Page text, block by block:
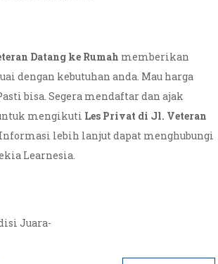
Datang ke Rumah memberikan
dengan kebutuhan anda. Mau harga
bisa. Segera mendaftar dan ajak
mengikuti Les Privat di Jl. Veteran
lebih lanjut dapat menghubungi
Learnesia.
Juara-